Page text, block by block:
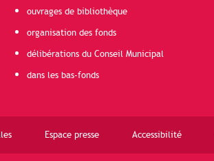
ouvrages de bibliothèque
organisation des fonds
délibérations du Conseil Municipal
dans les bas-fonds
Espace presse Accessibilité